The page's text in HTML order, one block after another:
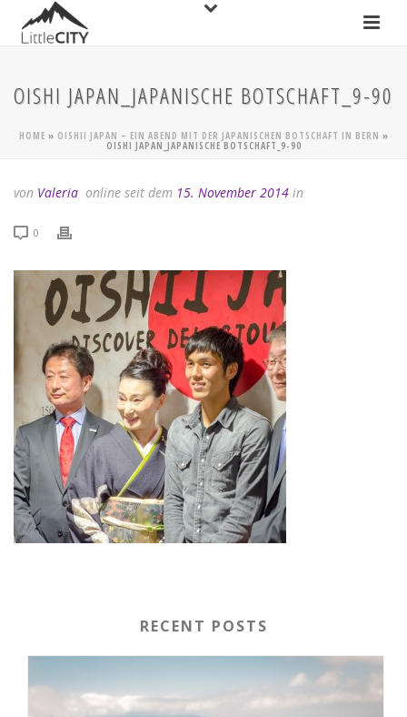
OISHI JAPAN_JAPANISCHE BOTSCHAFT_9-90
HOME » OISHII JAPAN – EIN ABEND MIT DER JAPANISCHEN BOTSCHAFT IN BERN »
OISHI JAPAN_JAPANISCHE BOTSCHAFT_9-90
von Valeria online seit dem 15. November 2014 in
0
RECENT POSTS